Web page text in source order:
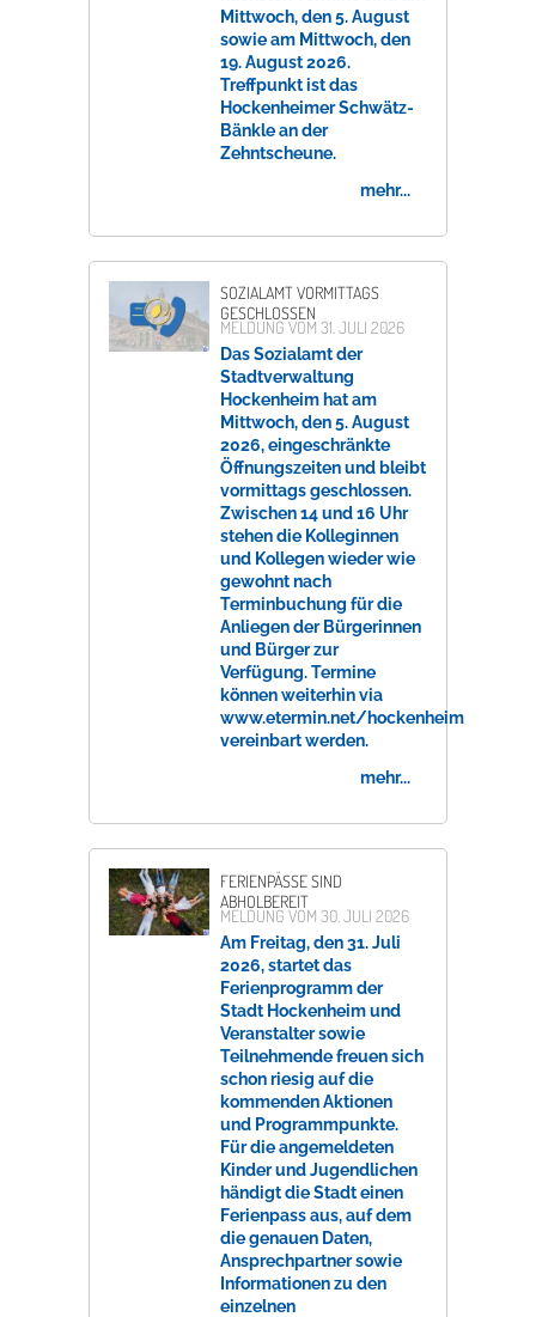
Mittwoch, den 5. August
sowie am Mittwoch, den
19. August 2026.
Treffpunkt ist das
Hockenheimer Schwätz-
Bänkle an der
Zehntscheune.
mehr...
SOZIALAMT VORMITTAGS
GESCHLOSSEN
MELDUNG VOM 31. JULI 2026
Das Sozialamt der
Stadtverwaltung
Hockenheim hat am
Mittwoch, den 5. August
2026, eingeschränkte
Öffnungszeiten und bleibt
vormittags geschlossen.
Zwischen 14 und 16 Uhr
stehen die Kolleginnen
und Kollegen wieder wie
gewohnt nach
Terminbuchung für die
Anliegen der Bürgerinnen
und Bürger zur
Verfügung. Termine
können weiterhin via
www.etermin.net/hockenheim
vereinbart werden.
mehr...
FERIENPÄSSE SIND
ABHOLBEREIT
MELDUNG VOM 30. JULI 2026
Am Freitag, den 31. Juli
2026, startet das
Ferienprogramm der
Stadt Hockenheim und
Veranstalter sowie
Teilnehmende freuen sich
schon riesig auf die
kommenden Aktionen
und Programmpunkte.
Für die angemeldeten
Kinder und Jugendlichen
händigt die Stadt einen
Ferienpass aus, auf dem
die genauen Daten,
Ansprechpartner sowie
Informationen zu den
einzelnen